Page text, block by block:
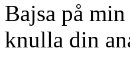
Bajsa på
knulla din